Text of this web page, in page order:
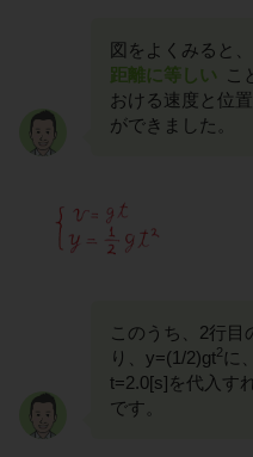
図をよくみると、
距離に等しい
こ
おける速度と位
ができました。
このうち、2行目
り、y=(1/2)gt2 に
t=2.0[s]を代入す
です。